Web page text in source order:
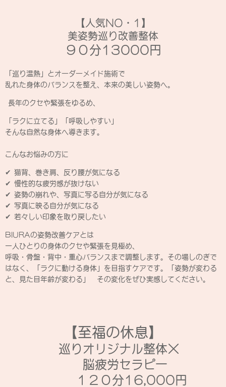
【人気NO・1】
美姿勢巡り改善整体
９０分13000円
「巡り温熱」とオーダーメイド施術で
乱れた身体のバランスを整え、本来の美しい姿勢へ。
長年のクセや緊張をゆるめ、
「ラクに立てる」「呼吸しやすい」
そんな自然な身体へ導きます。
こんなお悩みの方に
✔ 猫背、巻き肩、反り腰が気になる
✔ 慢性的な疲労感が抜けない
✔ 姿勢の崩れや、写真に写る自分が気になる
✔ 写真に映る自分が気になる
✔ 若々しい印象を取り戻したい
BIURAの姿勢改善ケアとは
一人ひとりの身体のクセや緊張を見極め、
呼吸・骨盤・背中・重心バランスまで調整します。その場しのぎで
はなく、「ラクに動ける身体」を目指すケアです。「姿勢が変わる
と、見た目年齢が変わる」 その変化をぜひ実感してください。
【至福の休息】
巡りオリジナル整体×
脳疲労セラピー
１２０分16,000円